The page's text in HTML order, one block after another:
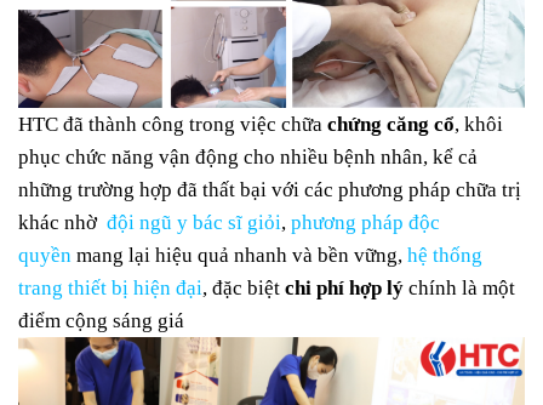
HTC đã thành công trong việc chữa chứng căng cổ, khôi
phục chức năng vận động cho nhiều bệnh nhân, kể cả
những trường hợp đã thất bại với các phương pháp chữa trị
khác nhờ đội ngũ y bác sĩ giỏi, phương pháp độc
quyền mang lại hiệu quả nhanh và bền vững, hệ thống
trang thiết bị hiện đại, đặc biệt chi phí hợp lý chính là một
điểm cộng sáng giá